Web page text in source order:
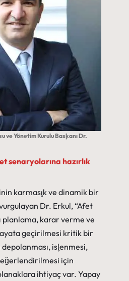
ve Yönetim Kurulu Başkanı Dr.
senaryolarına hazırlık
karmaşık ve dinamik bir
Dr. Erkul, “Afet
planlama, karar verme ve
geçirilmesi kritik bir
işlenmesi,
için
ihtiyaç var. Yapay